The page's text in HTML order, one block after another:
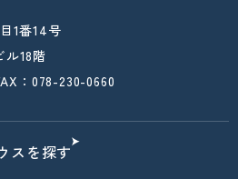
1番14号
ル18階
：078-230-0660
スを探す